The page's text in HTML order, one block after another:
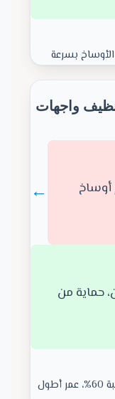
الأوساخ بسرعة
واجهات
أوساخ
←
حماية من
🎯 تقليل تكاليف الصيانة المستقبلية بنسبة 60%، عمر أطول